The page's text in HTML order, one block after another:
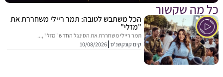
שקשור
הכל משתבש לטובה: תמר ריילי משחררת את
"מזלי"
תמר ריילי משחררת את הסינגל החדש "מזלי",...
קים קונקשנ'ס 10/08/2026